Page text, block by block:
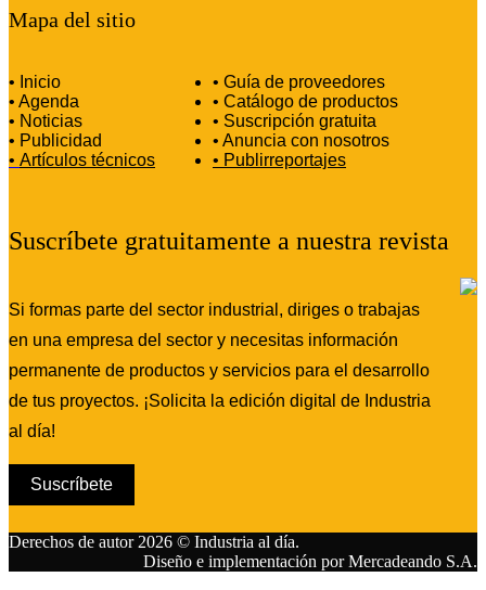
Mapa del sitio
• Inicio
• Agenda
• Noticias
• Publicidad
• Artículos técnicos
• Guía de proveedores
• Catálogo de productos
• Suscripción gratuita
• Anuncia con nosotros
• Publirreportajes
Suscríbete gratuitamente a nuestra revista
Si formas parte del sector industrial, diriges o trabajas
en una empresa del sector y necesitas información
permanente de productos y servicios para el desarrollo
de tus proyectos. ¡Solicita la edición digital de Industria
al día!
Suscríbete
Derechos de autor 2026 © Industria al día.
Diseño e implementación por Mercadeando S.A.